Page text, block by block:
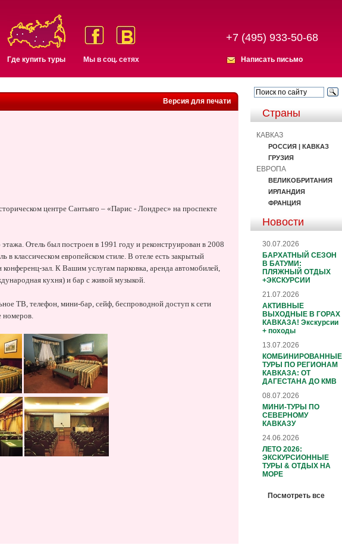
Где купить туры Мы в соц. сетях
+7 (495) 933-50-68
Написать письмо
Версия для печати
центре Сантьяго – «Парис - Лондрес» на проспекте
Отель был построен в 1991 году и реконструирован в 2008
классическом европейском стиле. В отеле есть закрытый
зал. К Вашим услугам парковка, аренда автомобилей,
кухня) и бар с живой музыкой.
ТВ, телефон, мини-бар, сейф, беспроводной доступ к сети
номеров.
Страны
КАВКАЗ
РОССИЯ | КАВКАЗ
ГРУЗИЯ
ЕВРОПА
ВЕЛИКОБРИТАНИЯ
ИРЛАНДИЯ
ФРАНЦИЯ
Новости
30.07.2026
БАРХАТНЫЙ СЕЗОН
В БАТУМИ:
ПЛЯЖНЫЙ ОТДЫХ
+ЭКСКУРСИИ
21.07.2026
АКТИВНЫЕ
ВЫХОДНЫЕ В ГОРАХ
КАВКАЗА! Экскурсии
+ походы
13.07.2026
КОМБИНИРОВАННЫЕ
ТУРЫ ПО РЕГИОНАМ
КАВКАЗА: ОТ
ДАГЕСТАНА ДО КМВ
08.07.2026
МИНИ-ТУРЫ ПО
СЕВЕРНОМУ
КАВКАЗУ
24.06.2026
ЛЕТО 2026:
ЭКСКУРСИОННЫЕ
ТУРЫ & ОТДЫХ НА
МОРЕ
Посмотреть все